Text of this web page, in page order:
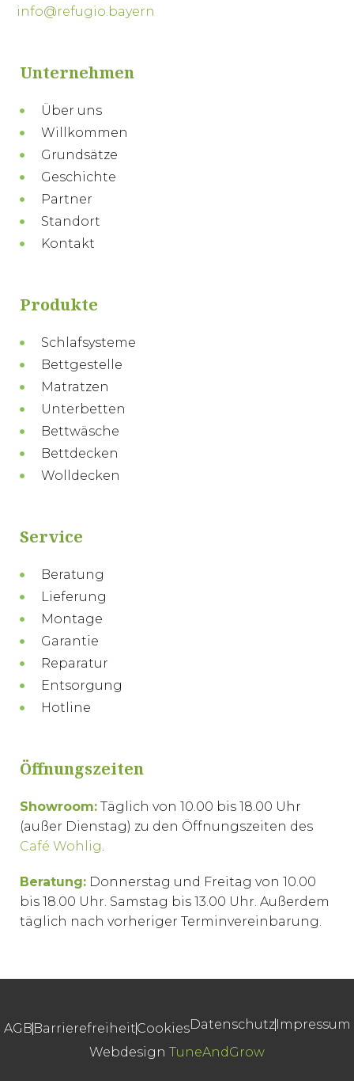
info@refugio.bayern
Unternehmen
Über uns
Willkommen
Grundsätze
Geschichte
Partner
Standort
Kontakt
Produkte
Schlafsysteme
Bettgestelle
Matratzen
Unterbetten
Bettwäsche
Bettdecken
Wolldecken
Service
Beratung
Lieferung
Montage
Garantie
Reparatur
Entsorgung
Hotline
Öffnungszeiten
Showroom: Täglich von 10.00 bis 18.00 Uhr
(außer Dienstag) zu den Öffnungszeiten des
Café Wohlig.
Beratung: Donnerstag und Freitag von 10.00
bis 18.00 Uhr. Samstag bis 13.00 Uhr. Außerdem
täglich nach vorheriger Terminvereinbarung.
AGB BarrierefreiheitCookiesDatenschutzImpressum
Webdesign TuneAndGrow